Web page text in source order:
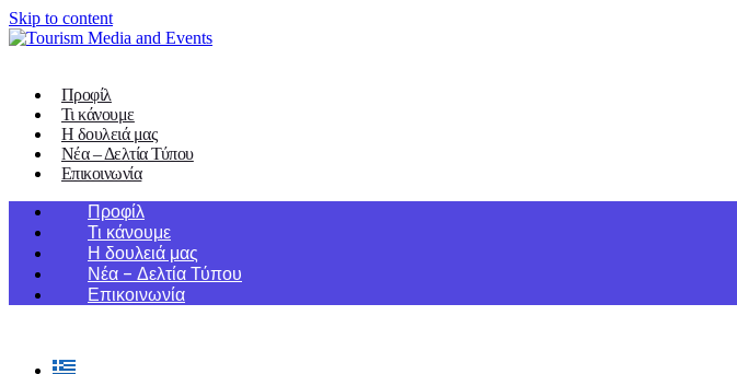
Skip to content
Προφίλ
Τι κάνουμε
Η δουλειά μας
Νέα – Δελτία Τύπου
Επικοινωνία
Προφίλ
Τι κάνουμε
Η δουλειά μας
Νέα – Δελτία Τύπου
Επικοινωνία